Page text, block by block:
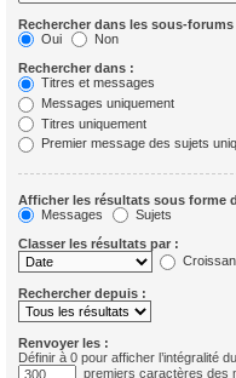
Rechercher dans les sous-forums
Oui
Non
Rechercher dans :
Titres et messages
Messages uniquement
Titres uniquement
Premier message des sujets
Afficher les résultats sous forme
Messages
Sujets
Classer les résultats par :
Rechercher depuis :
Renvoyer les :
Définir à 0 pour afficher l’intégralité
premiers caractères des